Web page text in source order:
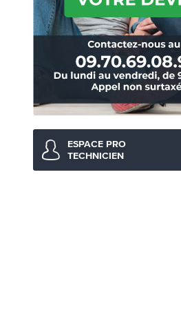
ESPACE PRO
TECHNICIEN